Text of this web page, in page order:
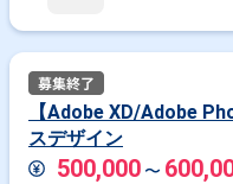
【Adobe XD/Adobe
スデザイン
500,000 〜